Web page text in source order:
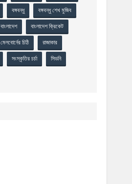
বঙ্গবন্ধু বঙ্গবন্ধু শেখ মুজিব
বাংলাদেশ বাংলাদেশ ক্রিকেট
মেলবোর্নের চিঠি রাজাকার
সংস্কৃতির চর্চা সিডনি